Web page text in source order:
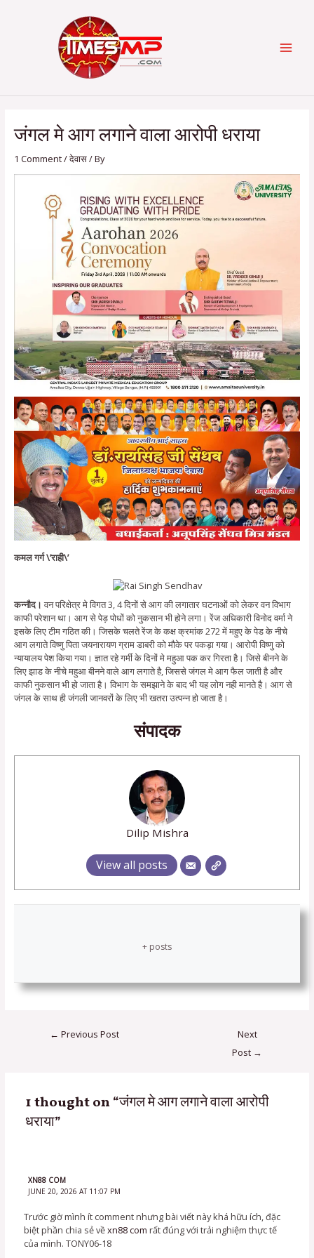
जंगल मे आग लगाने वाला आरोपी धराया
1 Comment/देवास/ By
कमल गर्ग \’राही\’
कन्नौद। वन परिक्षेत्र मे विगत 3, 4 दिनों से आग की लगातार घटनाओं को लेकर वन विभाग
काफी परेशान था। आग से पेड़ पोधों को नुकसान भी होने लगा। रेंज अधिकारी विनोद वर्मा ने
इसके लिए टीम गठित की। जिसके चलते रेंज के कक्ष क्रमांक 272 में महुए के पेड के नीचे
आग लगाते विष्णु पिता जयनारायण ग्राम डाबरी को मौके पर पकड़ा गया। आरोपी विष्णु को
न्यायालय पेश किया गया। ज्ञात रहे गर्मी के दिनों मे महुआ पक कर गिरता है। जिसे बीनने के
लिए झाड के नीचे महुआ बीनने वाले आग लगाते है, जिससे जंगल मे आग फैल जाती है और
काफी नुकसान भी हो जाता है। विभाग के समझाने के बाद भी यह लोग नही मानते है। आग से
जंगल के साथ ही जंगली जानवरों के लिए भी खतरा उत्पन्न हो जाता है।
संपादक
Dilip Mishra
View all posts
+ posts
navigation
← Previous Post
Next
Post →
1 thought on “जंगल मे आग लगाने वाला आरोपी
धराया”
XN88 COM
JUNE 20, 2026 AT 11:07 PM
Trước giờ mình ít comment nhưng bài viết này khá hữu ích, đặc
biệt phần chia sẻ vềxn88 com rất đúng với trải nghiệm thực tế
của mình. TONY06-18